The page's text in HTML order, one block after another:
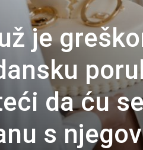
je
da ću
s